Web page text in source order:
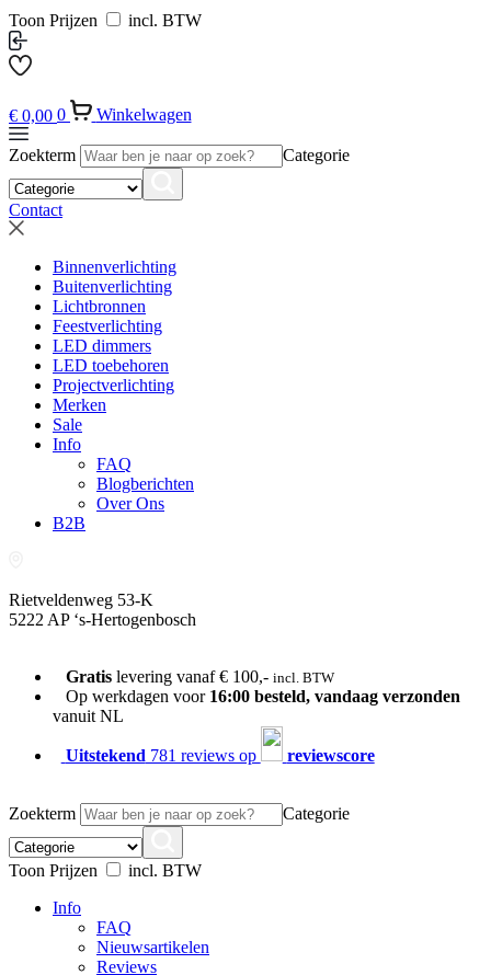
Toon Prijzen incl. BTW
€ 0,00 0 Winkelwagen
Zoekterm Categorie
Contact
Binnenverlichting
Buitenverlichting
Lichtbronnen
Feestverlichting
LED dimmers
LED toebehoren
Projectverlichting
Merken
Sale
Info
FAQ
Blogberichten
Over Ons
B2B
Rietveldenweg 53-K
5222 AP ‘s-Hertogenbosch
Gratislevering vanaf € 100,- incl. BTW
Op werkdagen voor 16:00 besteld, vandaag verzonden
vanuit NL
Uitstekend 781 reviews op reviewscore
Zoekterm Categorie
Toon Prijzen
incl. BTW
Info
FAQ
Nieuwsartikelen
Reviews